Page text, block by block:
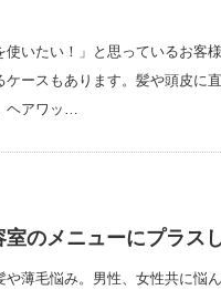
使いたい！」と思っているお客
ースもあります。髪や頭皮に
ヘアワッ…
のメニューにプラス
薄毛悩み。男性、女性共に悩